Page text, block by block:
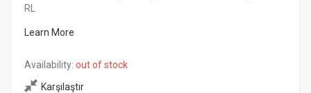
RL
Learn More
Availability: out of stock
Karşılaştır